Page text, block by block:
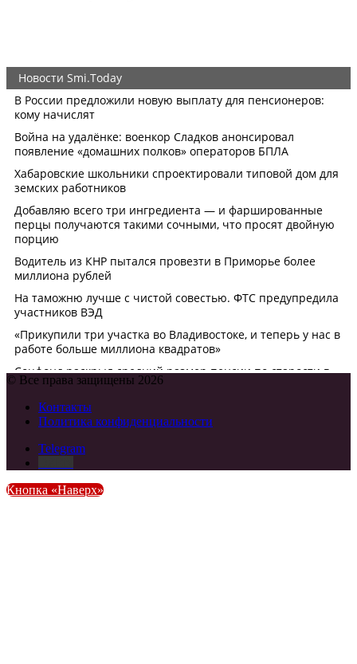
© Все права защищены 2026
Контакты
Политика конфиденциальности
Telegram
Кнопка «Наверх»